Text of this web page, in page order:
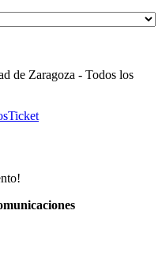
de Zaragoza - Todos los